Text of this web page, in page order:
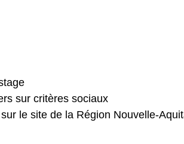
sur critères sociaux
le site de la Région Nouvelle-